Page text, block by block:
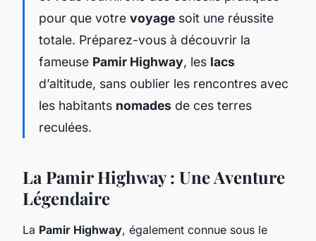
pour que votre voyage soit une réussite
totale. Préparez-vous à découvrir la
fameuse Pamir Highway, les lacs
d’altitude, sans oublier les rencontres avec
les habitants nomades de ces terres
reculées.
La Pamir Highway : Une Aventure
Légendaire
La Pamir Highway, également connue sous le